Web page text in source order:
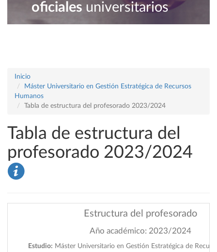
oficiales universitarios
Inicio
Máster Universitario en Gestión Estratégica de Recursos
Humanos
Tabla de estructura del profesorado 2023/2024
Tabla de estructura del
profesorado 2023/2024
Estructura del profesorado
Año académico: 2023/2024
Estudio: Máster Universitario en Gestión Estratégica de